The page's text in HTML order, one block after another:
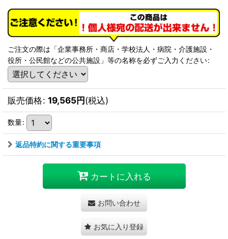
ご注文の際は「企業事務所・商店・学校法人・病院・介護施設・
役所・公民館などの公共施設」等の名称を必ずご入力ください:
販売価格: 19,565円(税込)
数量:
返品特約に関する重要事項
カートに入れる
お問い合わせ
お気に入り登録